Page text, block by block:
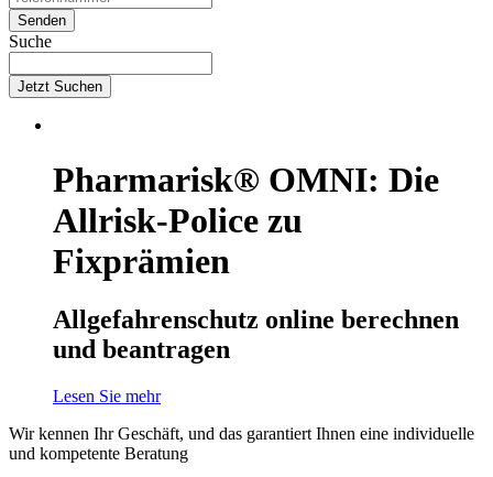
Suche
Jetzt Suchen
Pharmarisk® OMNI: Die
Allrisk-Police zu
Fixprämien
Allgefahrenschutz online berechnen
und beantragen
Lesen Sie mehr
Wir kennen Ihr Geschäft, und das garantiert Ihnen eine individuelle
und kompetente Beratung